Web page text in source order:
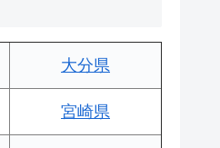
大分県
宮崎県